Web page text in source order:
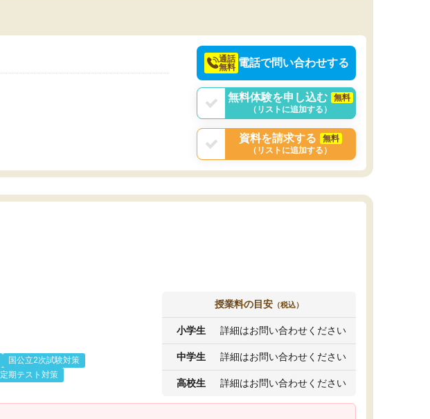
通話
無料 電話で問い合わせする
無料体験を申し込む
無料
（リストに追加する）
資料を請求する
無料
（リストに追加する）
国公立2次試験対策
定期テスト対策
授業料の目安 （税込）
小学生 詳細はお問い合わせください
中学生 詳細はお問い合わせください
高校生 詳細はお問い合わせください